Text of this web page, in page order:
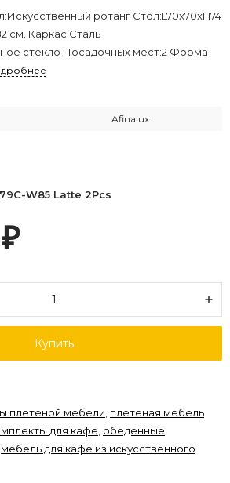
ротанг Стол:L70x70xH74
см. Каркас:Сталь
стекло Посадочных мест:2 Форма
Afinalux
W85 Latte 2Pcs
₽
Купить
плетеной мебели плетеная мебель
для кафе обеденные
мебель для кафе из искусственного